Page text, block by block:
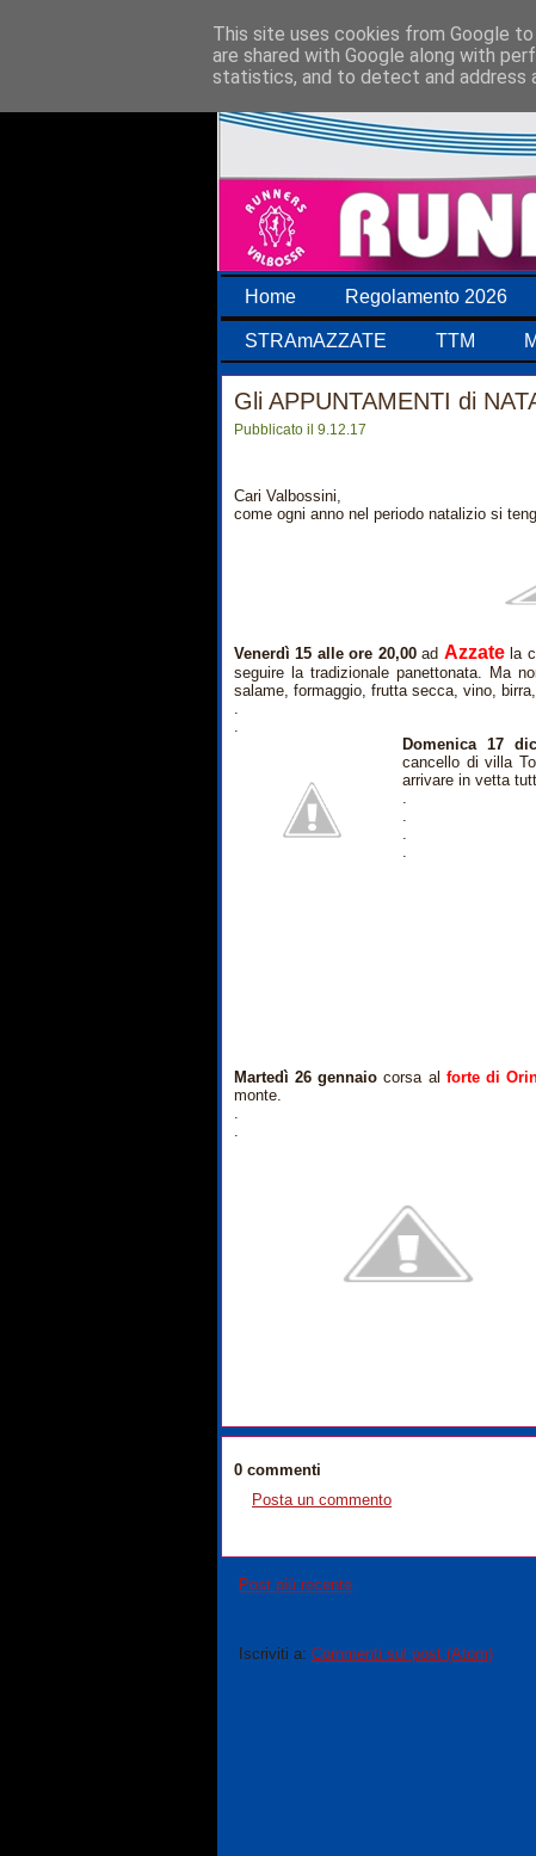
Home Regolamento 2026
STRAmAZZATE TTM
Gli APPUNTAMENTI di
Pubblicato il 9.12.17
Cari Valbossini,
come ogni anno nel periodo natalizio si
Venerdì 15 alle ore 20,00ad Azzatela
seguire la tradizionale panettonata. Ma
salame, formaggio, frutta secca, vino,
.
.
Domenica 17
cancello di villa
arrivare in vetta
.
.
.
.
Martedì 26 gennaio corsa al forte di
monte.
.
.
0 commenti
Posta un commento
Post più recente
Iscriviti a: Commenti sul post (Atom)
This site uses cookies from Google
are shared with Google along with
statistics, and to detect and address